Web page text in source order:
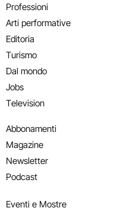
Professioni
Arti performative
Editoria
Turismo
Dal mondo
Jobs
Television
Abbonamenti
Magazine
Newsletter
Podcast
Eventi e Mostre